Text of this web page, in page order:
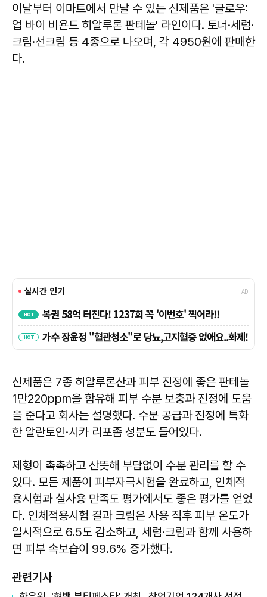
이날부터 이마트에서 만날 수 있는 신제품은 '글로우:
업 바이 비욘드 히알루론 판테놀' 라인이다. 토너·세럼·
크림·선크림 등 4종으로 나오며, 각 4950원에 판매한
다.
신제품은 7종 히알루론산과 피부 진정에 좋은 판테놀
1만220ppm을 함유해 피부 수분 보충과 진정에 도움
을 준다고 회사는 설명했다. 수분 공급과 진정에 특화
한 알란토인·시카 리포좀 성분도 들어있다.
제형이 촉촉하고 산뜻해 부담없이 수분 관리를 할 수
있다. 모든 제품이 피부자극시험을 완료하고, 인체적
용시험과 실사용 만족도 평가에서도 좋은 평가를 얻었
다. 인체적용시험 결과 크림은 사용 직후 피부 온도가
일시적으로 6.5도 감소하고, 세럼·크림과 함께 사용하
면 피부 속보습이 99.6% 증가했다.
관련기사